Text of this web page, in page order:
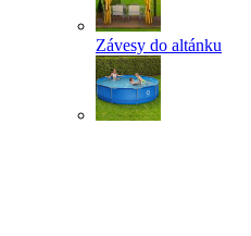
Závesy do altánku